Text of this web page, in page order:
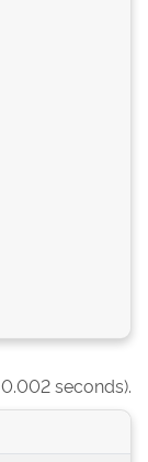
seconds).